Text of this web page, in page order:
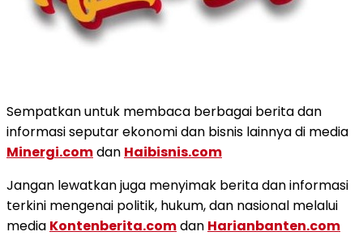
Sempatkan untuk membaca berbagai berita dan
informasi seputar ekonomi dan bisnis lainnya di media
Minergi.comdan Haibisnis.com
Jangan lewatkan juga menyimak berita dan informasi
terkini mengenai politik, hukum, dan nasional melalui
media Kontenberita.comdan Harianbanten.com